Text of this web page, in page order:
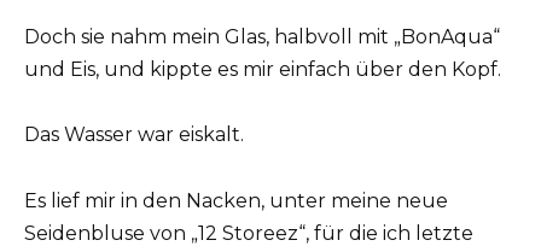
Doch sie nahm mein Glas, halbvoll mit „BonAqua“
und Eis, und kippte es mir einfach über den Kopf.
Das Wasser war eiskalt.
Es lief mir in den Nacken, unter meine neue
Seidenbluse von „12 Storeez“, für die ich letzte